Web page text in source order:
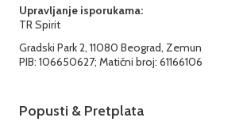
Upravljanje isporukama:
TR Spirit
Gradski Park 2, 11080 Beograd, Zemun
PIB: 106650627; Matični broj: 61166106
Popusti & Pretplata